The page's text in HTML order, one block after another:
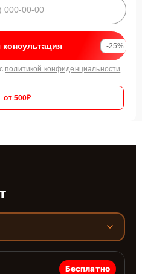
консультация -25%
политикой конфиденциальности
от 500₽
Бесплатно